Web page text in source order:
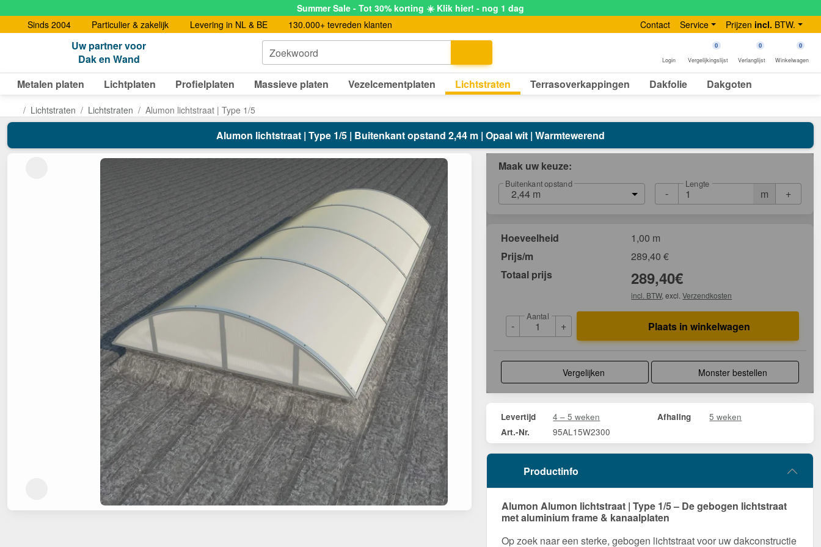
Summer Sale - Tot 30% korting ☀️ Klik hier! - nog 1 dag
Sinds 2004
Particulier & zakelijk Levering in NL & BE 130.000+ tevreden klanten Contact Service Prijzen incl. BTW.
Uw partner voor
Dak en Wand
Zoekwoord
Login
0
Vergelijkingslijst
0
Verlanglijst
0
Winkelwagen
Metalen platen Lichtplaten Profielplaten Massieve platen Vezelcementplaten Lichtstraten Terrasoverkappingen Dakfolie Dakgoten
Lichtstraten Lichtstraten Alumon lichtstraat | Type 1/5
Alumon lichtstraat | Type 1/5 | Buitenkant opstand 2,44 m | Opaal wit | Warmtewerend
Maak uw keuze:
Buitenkant opstand
2,44 m - m
Lengte
+
Hoeveelheid
1,00 m
Prijs/m
289,40 €
Totaal prijs
289,40€
incl. BTW, excl.Verzendkosten
-
Aantal
+ Plaats in winkelwagen
Vergelijken Monster bestellen
Levertijd 4 – 5 weken Afhaling 5 weken
Art.-Nr. 95AL15W2300
Productinfo
Alumon Alumon lichtstraat | Type 1/5 – De gebogen lichtstraat
met aluminium frame & kanaalplaten
Op zoek naar een sterke, gebogen lichtstraat voor uw dakconstructie